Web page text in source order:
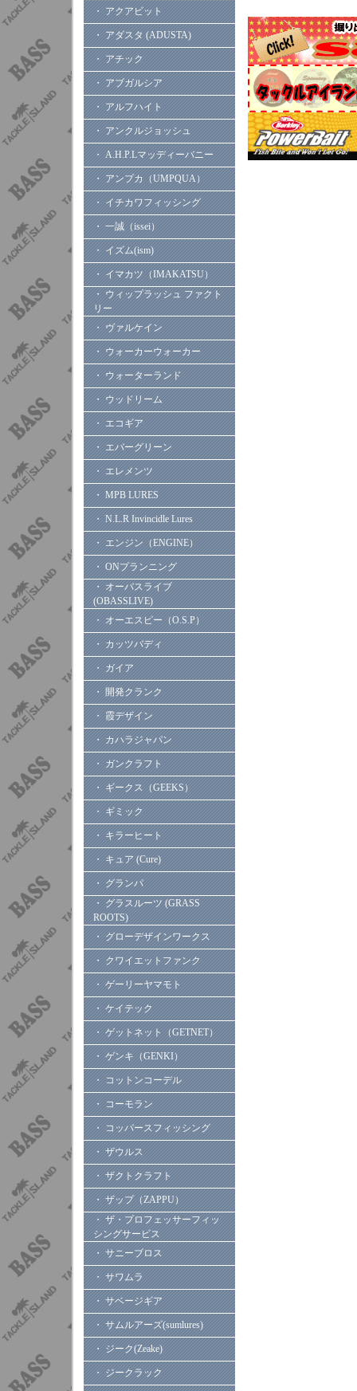
・ アクアビット
・ アダスタ (ADUSTA)
・ アチック
・ アブガルシア
・ アルフハイト
・ アンクルジョッシュ
・ A.H.P.Lマッディーバニー
・ アンプカ（UMPQUA）
・ イチカワフィッシング
・ 一誠（issei）
・ イズム(ism)
・ イマカツ（IMAKATSU）
・ ウィップラッシュ ファクト
リー
・ ヴァルケイン
・ ウォーカーウォーカー
・ ウォーターランド
・ ウッドリーム
・ エコギア
・ エバーグリーン
・ エレメンツ
・ MPB LURES
・ N.L.R Invincidle Lures
・ エンジン（ENGINE）
・ ONプランニング
・ オーバスライブ
(OBASSLIVE)
・ オーエスピー（O.S.P）
・ カッツバディ
・ ガイア
・ 開発クランク
・ 霞デザイン
・ カハラジャパン
・ ガンクラフト
・ ギークス（GEEKS）
・ ギミック
・ キラーヒート
・ キュア (Cure)
・ グランパ
・ グラスルーツ (GRASS
ROOTS)
・ グローデザインワークス
・ クワイエットファンク
・ ゲーリーヤマモト
・ ケイテック
・ ゲットネット（GETNET）
・ ゲンキ（GENKI）
・ コットンコーデル
・ コーモラン
・ コッパースフィッシング
・ ザウルス
・ ザクトクラフト
・ ザップ（ZAPPU）
・ ザ・プロフェッサーフィッ
シングサービス
・ サニーブロス
・ サワムラ
・ サベージギア
・ サムルアーズ(sumlures)
・ ジーク(Zeake)
・ ジークラック